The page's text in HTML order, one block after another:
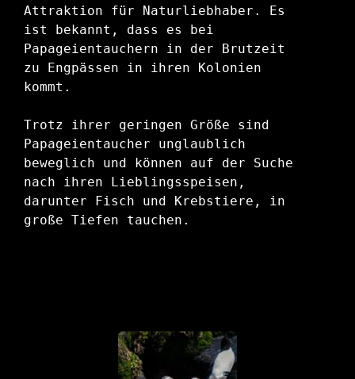
Attraktion für Naturliebhaber. Es
ist bekannt, dass es bei
Papageientauchern in der Brutzeit
zu Engpässen in ihren Kolonien
kommt.
Trotz ihrer geringen Größe sind
Papageientaucher unglaublich
beweglich und können auf der Suche
nach ihren Lieblingsspeisen,
darunter Fisch und Krebstiere, in
große Tiefen tauchen.